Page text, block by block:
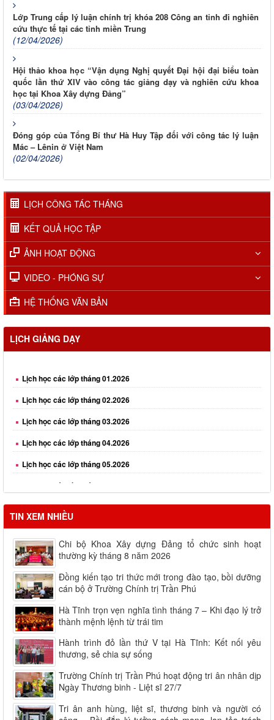
Lớp Trung cấp lý luận chính trị khóa 208 Công an tỉnh đi nghiên
cứu thực tế tại các tỉnh miền Trung
(12/04/2026)
Hội thảo khoa học “Vận dụng Nghị quyết Đại hội đại biểu toàn
quốc lần thứ XIV vào công tác giảng dạy và nghiên cứu khoa
học tại Khoa Xây dựng Đảng”
(03/04/2026)
Đóng góp của Tổng Bí thư Hà Huy Tập đối với công tác lý luận
Mác – Lênin ở Việt Nam
(02/04/2026)
LỊCH CÔNG TÁC THÁNG
KẾT QUẢ HỌC TẬP
ẢNH HOẠT ĐỘNG
VIDEO - PHÓNG SỰ
HỆ THỐNG VĂN BẢN
LỊCH GIẢNG DẠY
Lịch học các lớp tháng 02.2026
Lịch học các lớp tháng 03.2026
Lịch học các lớp tháng 04.2026
Lịch học các lớp tháng 05.2026
Lịch học các lớp tháng 06.2026
TIN XEM NHIỀU
Chi bộ Khoa Xây dựng Đảng tổ chức sinh hoạt
thường kỳ tháng 8 năm 2026
Đồng kiến tạo tri thức mới trong đào tạo, bồi dưỡng
cán bộ ở Trường Chính trị Trần Phú
Hà Tĩnh trọn vẹn nghĩa tình tháng 7 – Khi đạo lý trở
thành mệnh lệnh từ trái tim
Hành trình đỏ lần thứ V tại Hà Tĩnh: Kết nối yêu
thương, sẻ chia sự sống
Trường Chính trị Trần Phú hoạt động tri ân nhân dịp
Ngày Thương binh - Liệt sĩ 27/7
Tri ân anh hùng, liệt sĩ, thương binh và người có